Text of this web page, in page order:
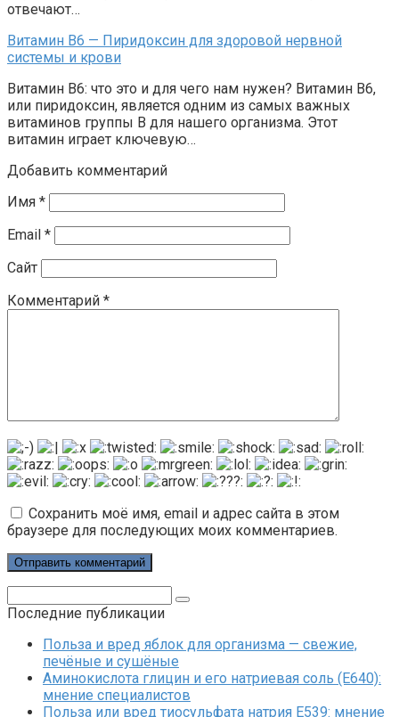
отвечают…
Витамин В6 — Пиридоксин для здоровой нервной
системы и крови
Витамин В6: что это и для чего нам нужен? Витамин В6,
или пиридоксин, является одним из самых важных
витаминов группы В для нашего организма. Этот
витамин играет ключевую…
Добавить комментарий
Имя *
Email *
Сайт
Комментарий *
Сохранить моё имя, email и адрес сайта в этом
браузере для последующих моих комментариев.
Последние публикации
Польза и вред яблок для организма — свежие,
печёные и сушёные
Аминокислота глицин и его натриевая соль (Е640):
мнение специалистов
Польза или вред тиосульфата натрия Е539: мнение